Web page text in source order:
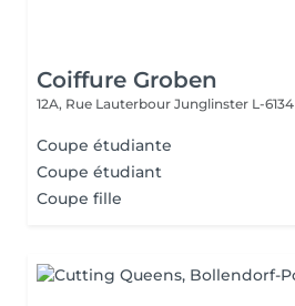
Coiffure Groben
12A, Rue Lauterbour Junglinster L-6134
Coupe étudiante
Coupe étudiant
Coupe fille